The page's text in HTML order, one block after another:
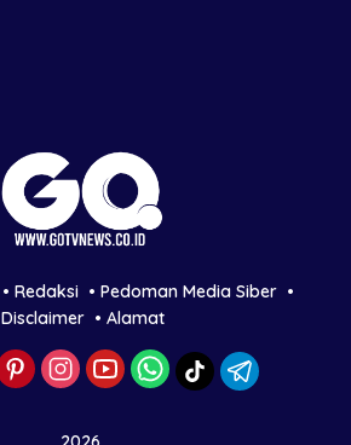
Redaksi
Pedoman Media Siber
Disclaimer
Alamat